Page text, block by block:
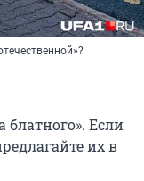
Если
их в